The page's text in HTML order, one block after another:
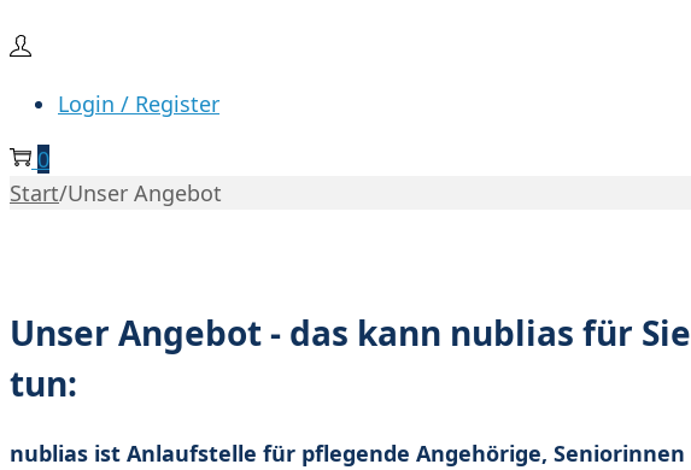
Login / Register
0
Start/Unser Angebot
Unser Angebot - das kann nublias für Sie
tun:
nublias ist Anlaufstelle für pflegende Angehörige, Seniorinnen